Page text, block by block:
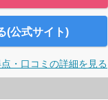
(公式サイト)
・口コミの詳細を見る